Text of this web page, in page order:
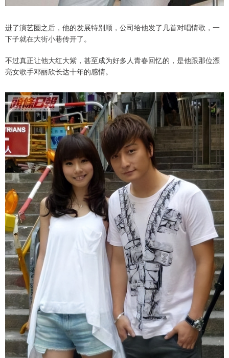
进了演艺圈之后，他的发展特别顺，公司给他发了几首对唱情歌，一
下子就在大街小巷传开了。
不过真正让他大红大紫，甚至成为好多人青春回忆的，是他跟那位漂
亮女歌手邓丽欣长达十年的感情。